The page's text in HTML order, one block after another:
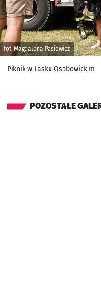
fot. Magdalena Pasiewicz
Piknik w Lasku Osobowickim
POZOSTAŁE